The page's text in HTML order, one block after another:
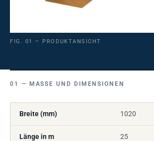
FIG. 01 — PRODUKTANSICHT
MASSE UND DIMENSIONEN
Breite (mm) 1020
Länge in m 25